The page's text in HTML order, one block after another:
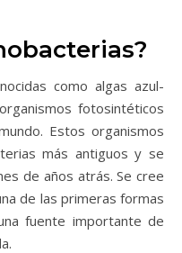
como algas azul-
fotosintéticos
Estos organismos
más antiguos y se
de años atrás. Se cree
de las primeras formas
fuente importante de